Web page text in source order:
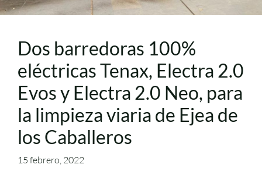
Dos barredoras 100%
eléctricas Tenax, Electra 2.0
Evos y Electra 2.0 Neo, para
la limpieza viaria de Ejea de
los Caballeros
15 febrero, 2022